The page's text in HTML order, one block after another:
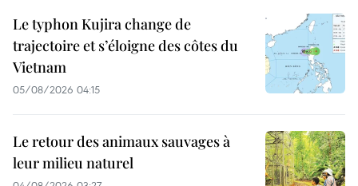
Le typhon Kujira change de
trajectoire et s’éloigne des côtes du
Vietnam
05/08/2026 04:15
Le retour des animaux sauvages à
leur milieu naturel